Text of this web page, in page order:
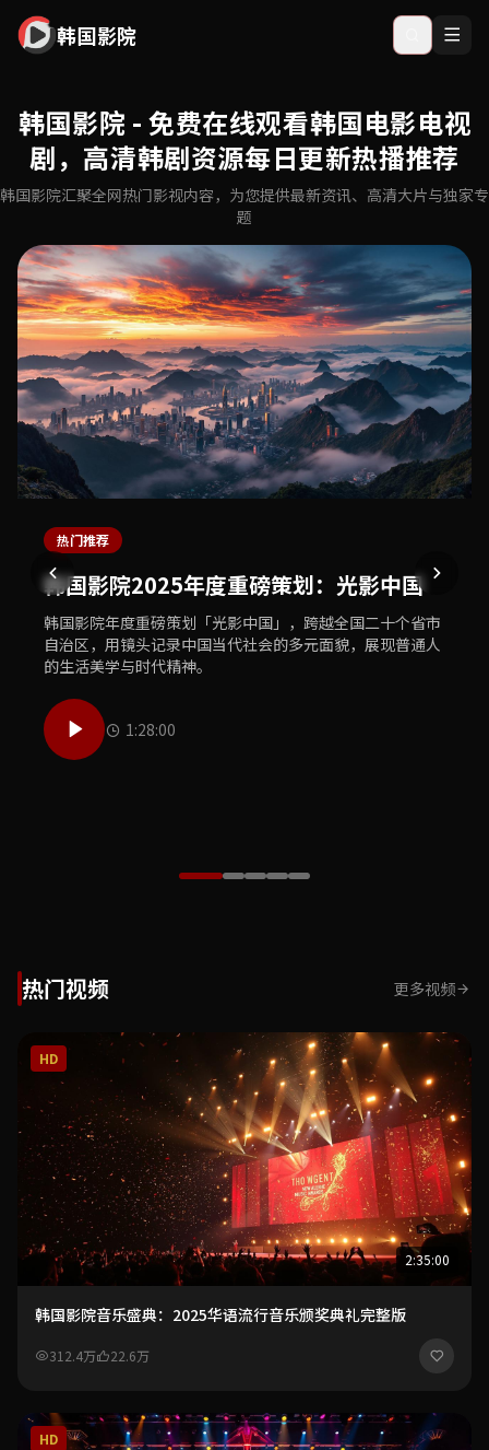
韩国影院
韩国影院 - 免费在线观看韩国电影电视
剧，高清韩剧资源每日更新热播推荐
韩国影院汇聚全网热门影视内容，为您提供最新资讯、高清大片与独家专
题
热门推荐
韩国影院2025年度重磅策划：光影中国
韩国影院年度重磅策划「光影中国」，跨越全国二十个省市
自治区，用镜头记录中国当代社会的多元面貌，展现普通人
的生活美学与时代精神。
1:28:00
最新上线
韩国影院独家首播：犯罪悬疑巨制《暗夜
追凶》
韩国影院全网独家首播年度犯罪悬疑巨制《暗夜追凶》，汇
聚顶级主创团队，打造国产悬疑类型片的全新高度，扣人心
弦的剧情让观众欲罢不能。
独家专题
韩国影院文化之旅：敦煌莫高窟数字修复
工程纪实
韩国影院历时三年跟拍敦煌莫高窟数字修复工程，首次向公
众展示文物修复师的日常工作与千年壁画数字化保护的前沿
技术，致敬守护文明的工作者。
体育精选
韩国影院体育盛典：2025亚洲杯足球赛精
彩集锦
韩国影院体育频道精心制作2025亚洲杯足球赛全程精彩集
锦，收录每一个激动人心的进球瞬间、每一次精彩的扑救以
及赛场上最感人的球员故事。
美食推荐
韩国影院美食探索：中华老字号寻味之旅
韩国影院美食团队走遍大江南北，探访三十家中华老字号餐
饮品牌，用镜头记录传统烹饪技艺的传承故事与地道风味的
独特魅力，唤醒你的味蕾记忆。
50:00
热门视频 更多视频
HD
2:35:00
韩国影院音乐盛典：2025华语流行音乐颁奖典礼完整版
312.4万 22.6万
HD